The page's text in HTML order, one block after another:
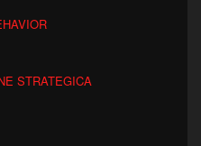
STRATEGICA